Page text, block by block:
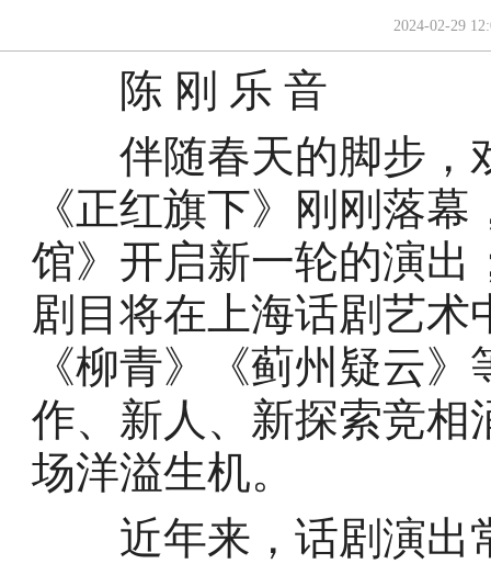
2024-02-29
陈 刚 乐 音
伴随春天的脚步，
《正红旗下》刚刚落
馆》开启新一轮的演出
剧目将在上海话剧艺
《柳青》《蓟州疑云
作、新人、新探索竞相
场洋溢生机。
近年来，话剧演出